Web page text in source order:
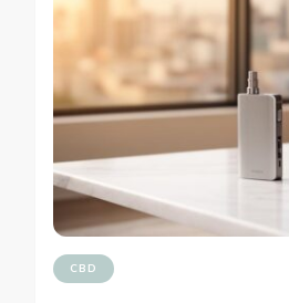
CBD